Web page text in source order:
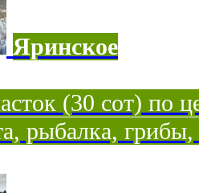
Яринское
(30 сот) по
грибы,